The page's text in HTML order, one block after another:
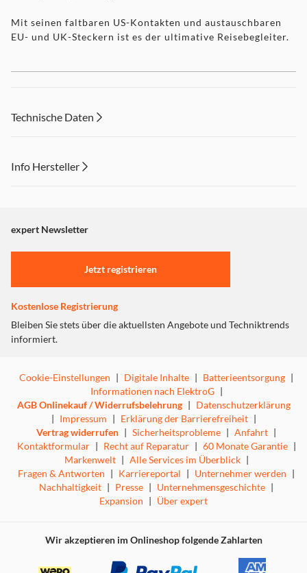
Mit seinen faltbaren US-Kontakten und austauschbaren
EU- und UK-Steckern ist es der ultimative Reisebegleiter.
schnelle und effiziente Ladevorgänge und erzeugt weniger
Verbatim Mini-GaN-Ladegeräte verfügen über einen
fortschrittlichen Chipsatz, der ein noch kompakteres
Design als herkömmliche GaN-Ladegeräte ermöglicht,
ohne dabei an Leistung zu verlieren. Diese innovative
ermöglicht so ein sicheres und effizientes Aufladen in
einem tragbaren Formfaktor.
Sicher und zuverlässig
Das Mini-GaN-Ladegerät ist aus hochwertigen, schwer
entflammbaren Materialien gefertigt und verfügt über
vier Sicherheitsschutzsysteme, einschließlich
Überstromschutz, Überspannungsschutz,
Kurzschlussschutz und Übertemperaturschutz, um Ihre
Technische Daten
Info Hersteller
"Marketing".
Einstellungen anpassen
expert Newsletter
Jetzt registrieren
Kostenlose Registrierung
Bleiben Sie stets über die aktuellsten Angebote und Techniktrends
informiert.
Cookie-Einstellungen | Digitale Inhalte | Batterieentsorgung |
Informationen nach ElektroG |
AGB Onlinekauf / Widerrufsbelehrung | Datenschutzerklärung
| Impressum | Erklärung der Barrierefreiheit |
Vertrag widerrufen | Sicherheitsprobleme | Anfahrt |
Kontaktformular | Recht auf Reparatur | 60 Monate Garantie |
Markenwelt | Alle Services im Überblick |
Fragen & Antworten | Karriereportal | Unternehmer werden |
Nachhaltigkeit | Presse | Unternehmensgeschichte |
Expansion | Über expert
Wir akzeptieren im Onlineshop folgende Zahlarten